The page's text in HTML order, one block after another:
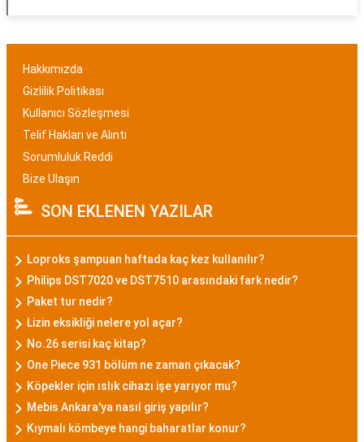
Hakkımızda
Gizlilik Politikası
Kullanıcı Sözleşmesi
Telif Hakları ve Alıntı
Sorumluluk Reddi
Bize Ulaşın
SON EKLENEN YAZILAR
Loproks şampuan haftada kaç kez kullanılır?
Philips DST7020 ve DST7510 arasındaki fark nedir?
Paket tur nedir?
Lizin eksikliği nelere yol açar?
No.26 serisi kaç kitap?
One Piece 931 bölüm ne zaman çıkacak?
Köpekler için ıslık cihazı işe yarıyor mu?
Mebis Ankara'ya nasıl giriş yapılır?
Kıymalı kömbeye hangi baharatlar konur?